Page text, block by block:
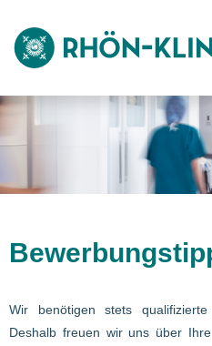
Stellenangebote
Bewerbungstipps
Wir benötigen stets
Deshalb freuen wir uns über